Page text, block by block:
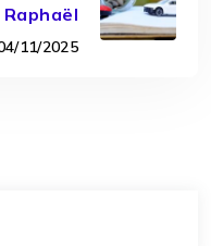
Raphaël
11/2025